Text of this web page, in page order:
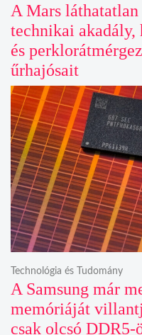
A Mars láthatatlan
technikai akadály,
és
űrhajósait
A Samsung már
memóriáját
csak olcsó DDR5-
Technológia és Tudomány